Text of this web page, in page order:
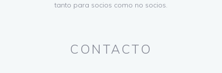
tanto para socios como no socios.
CONTACTO